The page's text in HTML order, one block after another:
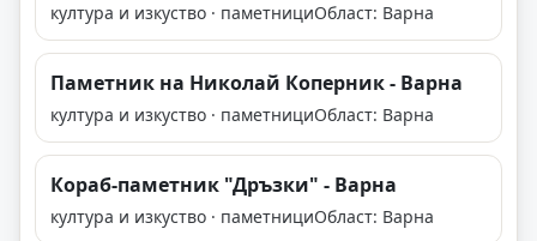
култура и изкуство · паметнициОбласт: Варна
Паметник на Николай Коперник - Варна
култура и изкуство · паметнициОбласт: Варна
Кораб-паметник "Дръзки" - Варна
култура и изкуство · паметнициОбласт: Варна